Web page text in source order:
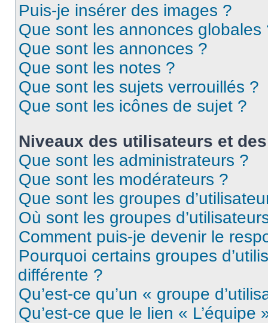
Puis-je insérer des images ?
Que sont les annonces globales
Que sont les annonces ?
Que sont les notes ?
Que sont les sujets verrouillés ?
Que sont les icônes de sujet ?
Niveaux des utilisateurs et
Que sont les administrateurs ?
Que sont les modérateurs ?
Que sont les groupes
Où sont les groupes
Comment puis-je devenir le
Pourquoi certains groupes
différente ?
Qu’est-ce qu’un « groupe
Qu’est-ce que le lien « L’équipe